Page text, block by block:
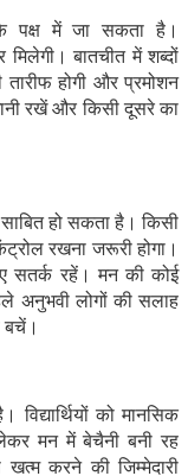
पक्ष में जा सकता है।
बातचीत में शब्दों
होगी और प्रमोशन
रखें और किसी दूसरे का
हो सकता है। किसी
रखना जरूरी होगा।
सतर्क रहें। मन की कोई
अनुभवी लोगों की सलाह
को मानसिक
मन में बेचैनी बनी रह
करने की जिम्मेदारी